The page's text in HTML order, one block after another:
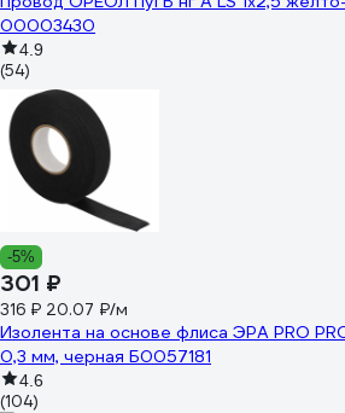
00003430
4.9
(54)
-5%
301 ₽
316 ₽ 20.07 ₽/м
Изолента на основе флиса ЭРА PRO
0,3 мм, черная Б0057181
4.6
(104)